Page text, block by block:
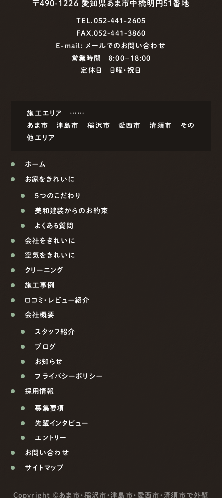
〒490-1226 愛知県あま市中橋明円51番地
TEL.052-441-2605
FAX.052-441-3860
E-mail: メールでのお問い合わせ
営業時間 8:00−18:00
定休日 日曜・祝日
施工エリア ……
あま市
津島市 稲沢市 愛西市 清須市
その
他エリア
ホーム
お家をきれいに
5つのこだわり
美和建装からのお約束
よくある質問
会社をきれいに
空気をきれいに
クリーニング
施工事例
口コミ・レビュー紹介
会社概要
スタッフ紹介
ブログ
お知らせ
プライバシーポリシー
採用情報
募集要項
先輩インタビュー
エントリー
お問い合わせ
サイトマップ
Copyright ©あま市・稲沢市・津島市・愛西市・清須市で外壁